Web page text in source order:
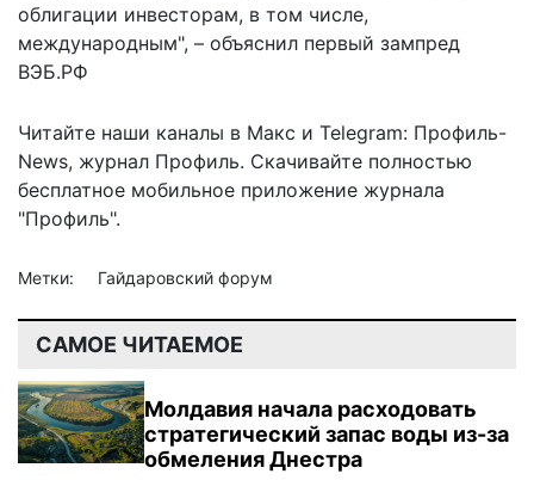
облигации инвесторам, в том числе,
международным", – объяснил первый зампред
ВЭБ.РФ
Читайте наши каналы в Макс и Telegram: Профиль-
News, журнал Профиль. Скачивайте полностью
бесплатное мобильное приложение журнала
"Профиль".
Метки: Гайдаровский форум
САМОЕ ЧИТАЕМОЕ
Молдавия начала расходовать
стратегический запас воды из-за
обмеления Днестра